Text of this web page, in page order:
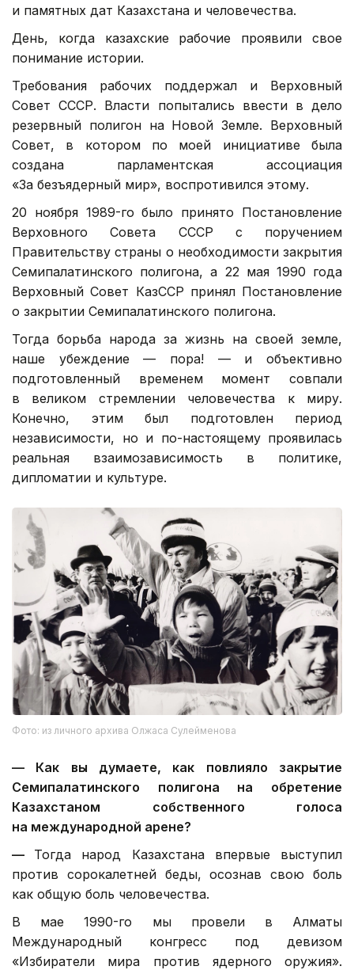
и памятных дат Казахстана и человечества.
День, когда казахские рабочие проявили свое
понимание истории.
Требования рабочих поддержал и Верховный
Совет СССР. Власти попытались ввести в дело
резервный полигон на Новой Земле. Верховный
Совет, в котором по моей инициативе была
создана парламентская ассоциация
«За безъядерный мир», воспротивился этому.
20 ноября 1989-го было принято Постановление
Верховного Совета СССР с поручением
Правительству страны о необходимости закрытия
Семипалатинского полигона, а 22 мая 1990 года
Верховный Совет КазССР принял Постановление
о закрытии Семипалатинского полигона.
Тогда борьба народа за жизнь на своей земле,
наше убеждение — пора! — и объективно
подготовленный временем момент совпали
в великом стремлении человечества к миру.
Конечно, этим был подготовлен период
независимости, но и по-настоящему проявилась
реальная взаимозависимость в политике,
дипломатии и культуре.
Фото: из личного архива Олжаса Сулейменова
— Как вы думаете, как повлияло закрытие
Семипалатинского полигона на обретение
Казахстаном собственного голоса
на международной арене?
— Тогда народ Казахстана впервые выступил
против сорокалетней беды, осознав свою боль
как общую боль человечества.
В мае 1990-го мы провели в Алматы
Международный конгресс под девизом
«Избиратели мира против ядерного оружия».